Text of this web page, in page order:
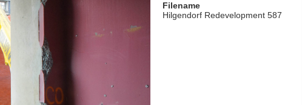
Filename
Hilgendorf Redevelopment 587